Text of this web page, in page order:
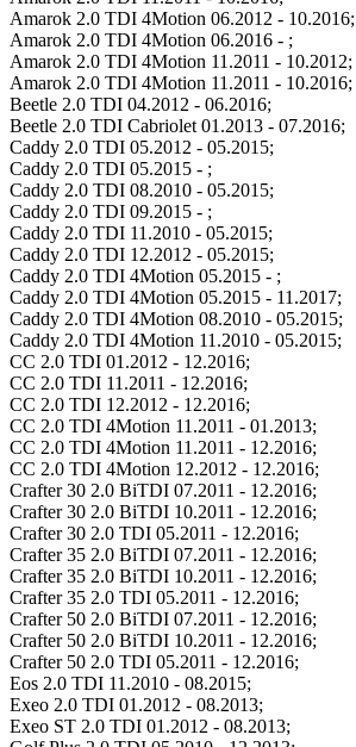
Amarok 2.0 TDI 4Motion 06.2012 - 10.2016;
Amarok 2.0 TDI 4Motion 06.2016 - ;
Amarok 2.0 TDI 4Motion 11.2011 - 10.2012;
Amarok 2.0 TDI 4Motion 11.2011 - 10.2016;
Beetle 2.0 TDI 04.2012 - 06.2016;
Beetle 2.0 TDI Cabriolet 01.2013 - 07.2016;
Caddy 2.0 TDI 05.2012 - 05.2015;
Caddy 2.0 TDI 05.2015 - ;
Caddy 2.0 TDI 08.2010 - 05.2015;
Caddy 2.0 TDI 09.2015 - ;
Caddy 2.0 TDI 11.2010 - 05.2015;
Caddy 2.0 TDI 12.2012 - 05.2015;
Caddy 2.0 TDI 4Motion 05.2015 - ;
Caddy 2.0 TDI 4Motion 05.2015 - 11.2017;
Caddy 2.0 TDI 4Motion 08.2010 - 05.2015;
Caddy 2.0 TDI 4Motion 11.2010 - 05.2015;
CC 2.0 TDI 01.2012 - 12.2016;
CC 2.0 TDI 11.2011 - 12.2016;
CC 2.0 TDI 12.2012 - 12.2016;
CC 2.0 TDI 4Motion 11.2011 - 01.2013;
CC 2.0 TDI 4Motion 11.2011 - 12.2016;
CC 2.0 TDI 4Motion 12.2012 - 12.2016;
Crafter 30 2.0 BiTDI 07.2011 - 12.2016;
Crafter 30 2.0 BiTDI 10.2011 - 12.2016;
Crafter 30 2.0 TDI 05.2011 - 12.2016;
Crafter 35 2.0 BiTDI 07.2011 - 12.2016;
Crafter 35 2.0 BiTDI 10.2011 - 12.2016;
Crafter 35 2.0 TDI 05.2011 - 12.2016;
Crafter 50 2.0 BiTDI 07.2011 - 12.2016;
Crafter 50 2.0 BiTDI 10.2011 - 12.2016;
Crafter 50 2.0 TDI 05.2011 - 12.2016;
Eos 2.0 TDI 11.2010 - 08.2015;
Exeo 2.0 TDI 01.2012 - 08.2013;
Exeo ST 2.0 TDI 01.2012 - 08.2013;